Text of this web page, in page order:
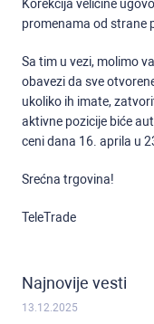
Korekcija veličine
promenama od strane
Sa tim u vezi, molimo
obavezi da sve
ukoliko ih imate,
aktivne pozicije biće
ceni dana 16. aprila u
Srećna trgovina!
TeleTrade
Najnovije vesti
13.12.2025